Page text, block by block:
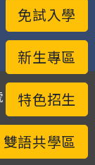
雙語共學區
特色招生
新生專區
免試入學
電話總機:03-
職業學校版權